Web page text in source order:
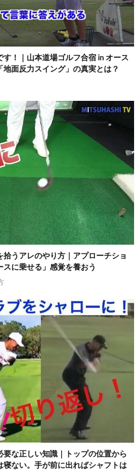
！｜山本道場ゴルフ合宿 in オース
地面反力スイング」の真実とは？
うアレのやり方｜アプローチショ
に乗せる」感覚を養おう
な正しい知識｜トップの位置から
ない。手が前に出ればシャフトは